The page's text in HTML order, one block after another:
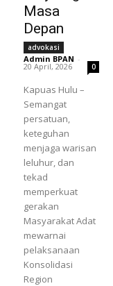
Masa
Depan
advokasi
Admin BPAN -
20 April, 2026 0
Kapuas Hulu –
Semangat
persatuan,
keteguhan
menjaga warisan
leluhur, dan
tekad
memperkuat
gerakan
Masyarakat Adat
mewarnai
pelaksanaan
Konsolidasi
Region